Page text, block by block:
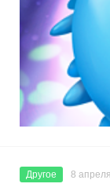
Другое 8